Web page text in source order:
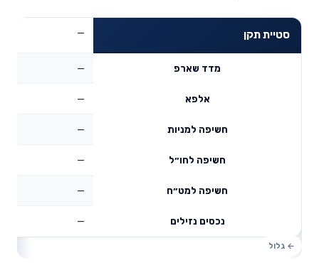
סטיית תקן —
מדד שארפ —
אלפא —
חשיפה למניות —
חשיפה לחו״ל —
חשיפה למט״ח —
נכסים נזילים —